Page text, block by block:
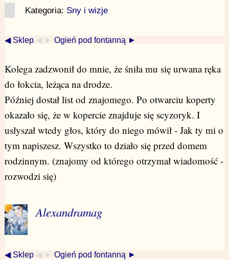
Kategoria: Sny i wizje
◀ Sklep ◀ ► Ogień pod fontanną ►
Kolega zadzwonił do mnie, że śniła mu się urwana ręka
do łokcia, leżąca na drodze.
Później dostał list od znajomego. Po otwarciu koperty
okazało się, że w kopercie znajduje się scyzoryk. I
usłyszał wtedy głos, który do niego mówił - Jak ty mi o
tym napiszesz. Wszystko to działo się przed domem
rodzinnym. (znajomy od którego otrzymał wiadomość -
rozwodzi się)
Alexandramag
◀ Sklep ◀ ► Ogień pod fontanną ►